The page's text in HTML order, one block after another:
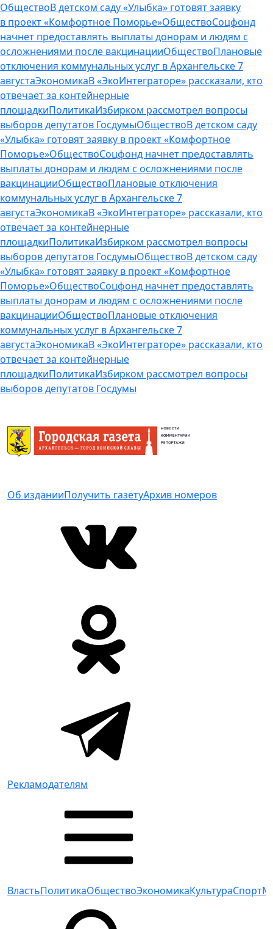
ОбществоВ детском саду «Улыбка» готовят заявку
в проект «Комфортное Поморье»ОбществоСоцфонд
начнет предоставлять выплаты донорам и людям с
осложнениями после вакцинацииОбществоПлановые
отключения коммунальных услуг в Архангельске 7
августаЭкономикаВ «ЭкоИнтеграторе» рассказали, кто
отвечает за контейнерные
площадкиПолитикаИзбирком рассмотрел вопросы
выборов депутатов ГосдумыОбществоВ детском саду
«Улыбка» готовят заявку в проект «Комфортное
Поморье»ОбществоСоцфонд начнет предоставлять
выплаты донорам и людям с осложнениями после
вакцинацииОбществоПлановые отключения
коммунальных услуг в Архангельске 7
августаЭкономикаВ «ЭкоИнтеграторе» рассказали, кто
отвечает за контейнерные
площадкиПолитикаИзбирком рассмотрел вопросы
выборов депутатов ГосдумыОбществоВ детском саду
«Улыбка» готовят заявку в проект «Комфортное
Поморье»ОбществоСоцфонд начнет предоставлять
выплаты донорам и людям с осложнениями после
вакцинацииОбществоПлановые отключения
коммунальных услуг в Архангельске 7
августаЭкономикаВ «ЭкоИнтеграторе» рассказали, кто
отвечает за контейнерные
площадкиПолитикаИзбирком рассмотрел вопросы
выборов депутатов Госдумы
Об изданииПолучить газетуАрхив номеров
Рекламодателям
ВластьПолитикаОбществоЭкономикаКультураСпорт